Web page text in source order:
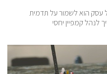
עסק הוא לשמור על תדמית
לנהל קמפיין יחסי